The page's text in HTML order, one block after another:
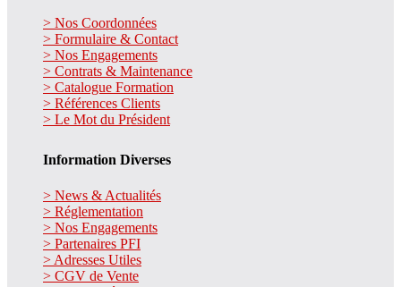
> Nos Coordonnées
> Formulaire & Contact
> Nos Engagements
> Contrats & Maintenance
> Catalogue Formation
> Références Clients
> Le Mot du Président
Information Diverses
> News & Actualités
> Réglementation
> Nos Engagements
> Partenaires PFI
> Adresses Utiles
> CGV de Vente